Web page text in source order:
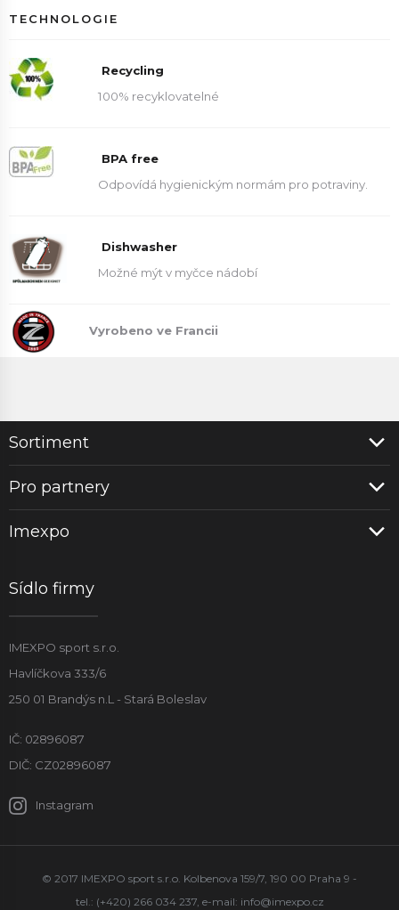
TECHNOLOGIE
Recycling
100% recyklovatelné
BPA free
Odpovídá hygienickým normám pro potraviny.
Dishwasher
Možné mýt v myčce nádobí
Vyrobeno ve Francii
Sortiment
Pro partnery
Imexpo
Sídlo firmy
IMEXPO sport s.r.o.
Havlíčkova 333/6
250 01 Brandýs n.L - Stará Boleslav
IČ: 02896087
DIČ: CZ02896087
Instagram
© 2017 IMEXPO sport s.r.o. Kolbenova 159/7, 190 00 Praha 9 -
tel.: (+420) 266 034 237, e-mail: info@imexpo.cz